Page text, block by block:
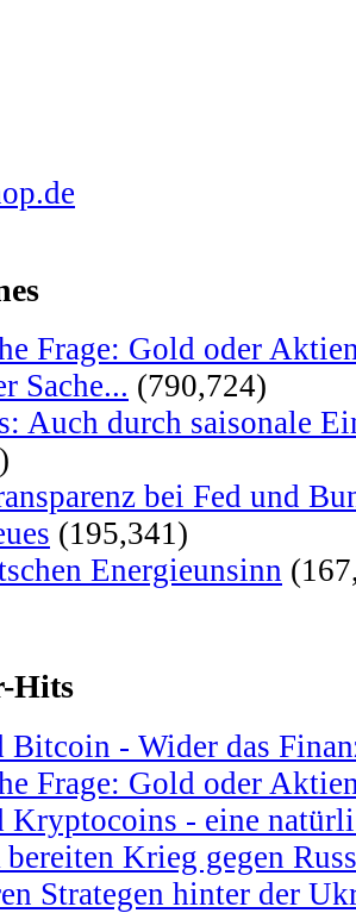
Frage: Gold oder
Sache... (790,724)
Auch durch saisonale
bei Fed und
(195,341)
Energieunsinn
Hits
Bitcoin - Wider das
Frage: Gold oder
Kryptocoins - eine
Krieg gegen
Strategen hinter der